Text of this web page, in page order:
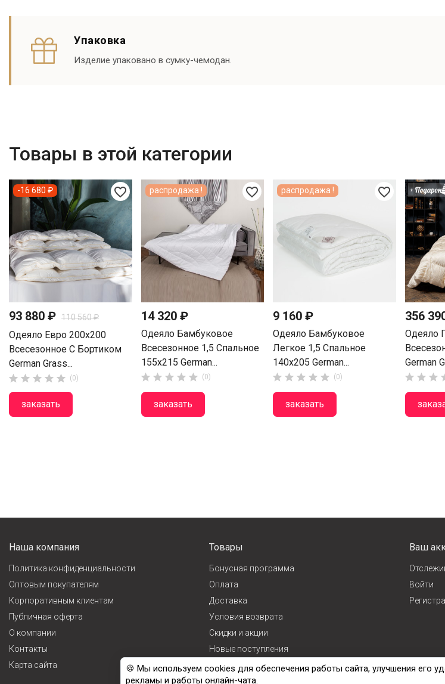
Упаковка
Изделие упаковано в сумку-чемодан.
Товары в этой категории
favorite_border
93 880 ₽ 110 560 ₽
Одеяло Евро 200х200
Всесезонное С Бортиком
German Grass...
     (0)
заказать
-16 680 ₽ favorite_border
14 320 ₽
Одеяло Бамбуковое
Всесезонное 1,5 Спальное
155х215 German...
     (0)
заказать
распродажа ! favorite_border
9 160 ₽
Одеяло Бамбуковое
Легкое 1,5 Спальное
140х205 German...
     (0)
заказать
распродажа !
356
Одеяло
German
  
Наша компания
Политика конфиденциальности
Оптовым покупателям
Корпоративным клиентам
Публичная оферта
О компании
Контакты
Карта сайта
Товары
Бонусная программа
Оплата
Доставка
Условия возврата
Cкидки и акции
Новые поступления
Лидеры продаж
Ваш
Войти
🍪 Мы используем cookies для обеспечения работы сайта, улучшения его
рекламы и работы онлайн-чата.